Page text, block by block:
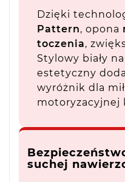
Dzięki
Pattern, opona
toczenia,
Stylowy biały
estetyczny
wyróżnik dla
motoryzacyjnej
suchej